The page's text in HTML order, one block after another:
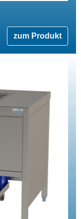
zum Produkt